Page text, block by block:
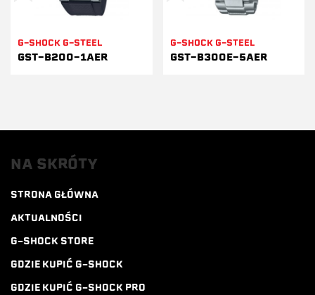
G-SHOCK G-STEEL
GST-B200-1AER
G-SHOCK G-STEEL
GST-B300E-5AER
NA SKRÓTY
STRONA GŁÓWNA
AKTUALNOŚCI
G-SHOCK STORE
GDZIE KUPIĆ G-SHOCK
GDZIE KUPIĆ G-SHOCK PRO